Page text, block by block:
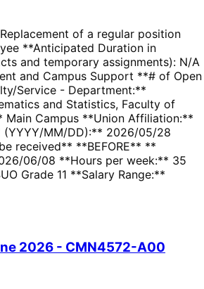
of a regular position
**Anticipated Duration in
and temporary assignments): N/A
and Campus Support **# of Open
Service - Department:**
and Statistics, Faculty of
Main Campus **Union Affiliation:**
(YYYY/MM/DD):** 2026/05/28
received** **BEFORE** **
06/08 **Hours per week:** 35
Grade 11 **Salary Range:**
2026 - CMN4572-A00